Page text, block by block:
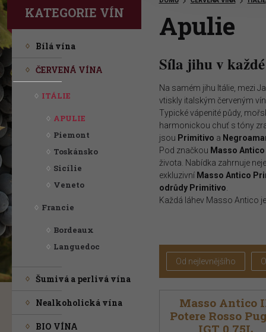
Vítejte na stránkách ProWine Group!
"Rozmanitý výběr vynikajících vín "
KATEGORIE VÍN
Bílá vína
ČERVENÁ VÍNA
ITÁLIE
APULIE
Piemont
Toskánsko
Sicílie
Veneto
Francie
Bordeaux
Languedoc
Šumivá a perlivá vína
Nealkoholická vína
BIO VÍNA
Apulie
Síla jihu v
Na samém jihu Itálie, mezi
vtiskly italským červeným
Typické vápenité půdy,
harmonickou chuť s tóny
jsou Primitivo a
Pod značkou Masso Antico
života. Nabídka zahrnuje
exkluzivní Masso Antico
odrůdy Primitivo
Každá láhev Masso Antico
Od nejlevnějšího
Masso Antico
Potere Rosso
IGT 0,75L